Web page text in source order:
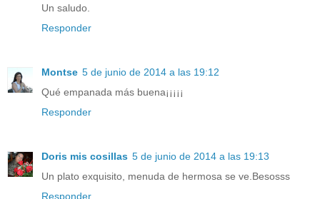
Un saludo.
Responder
Montse 5 de junio de 2014 a las 19:12
Qué empanada más buena¡¡¡¡¡
Responder
Doris mis cosillas 5 de junio de 2014 a las 19:13
Un plato exquisito, menuda de hermosa se ve.Besosss
Responder